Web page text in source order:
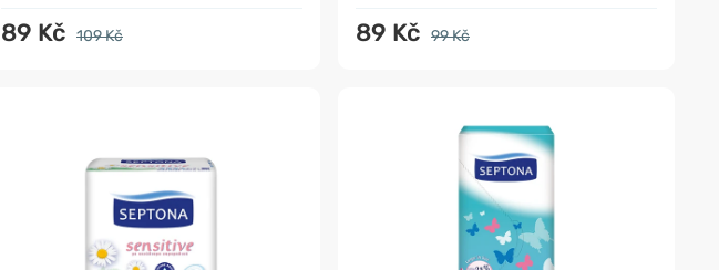
89 Kč 109 Kč 89 Kč 99 Kč